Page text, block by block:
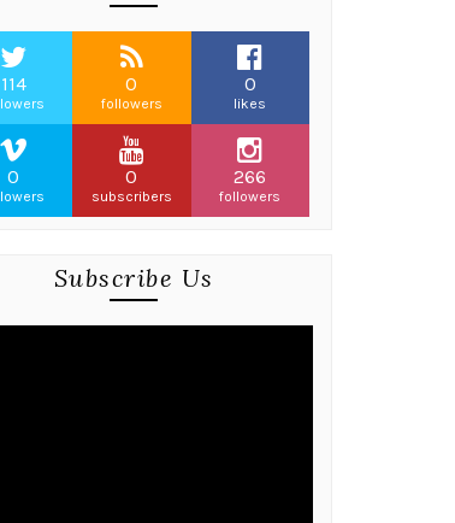
114 0
followers
0
likes
0 0
subscribers
266
followers
Subscribe Us